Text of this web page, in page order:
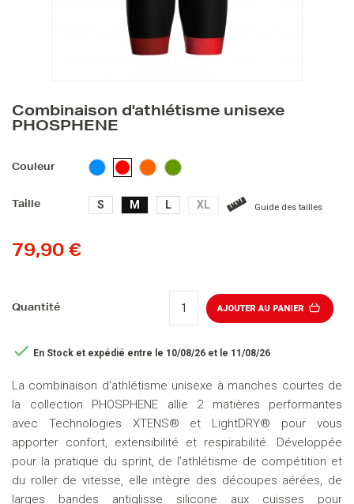
Combinaison d'athlétisme unisexe
PHOSPHENE
Couleur
BLEU
CLAIR
ROUGEORANGEVERT
Taille S M L XL Guide des tailles
79,90 €
Quantité AJOUTER AU PANIER
 En Stock et expédié entre le 10/08/26 et le 11/08/26
La combinaison d'athlétisme unisexe à manches courtes de
la collection PHOSPHENE allie 2 matières performantes
avec Technologies XTENS® et LightDRY® pour vous
apporter confort, extensibilité et respirabilité. Développée
pour la pratique du sprint, de l’athlétisme de compétition et
du roller de vitesse, elle intègre des découpes aérées, de
larges bandes antiglisse silicone aux cuisses pour